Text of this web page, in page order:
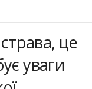
це
уваги